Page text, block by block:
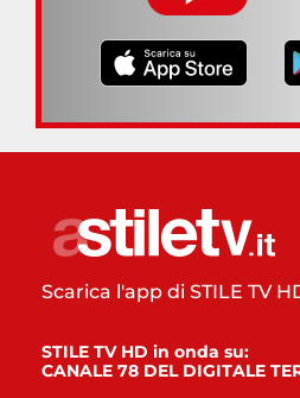
Scarica l'app di STILE TV
STILE TV HD in onda su:
CANALE 78 DEL DIGITALE